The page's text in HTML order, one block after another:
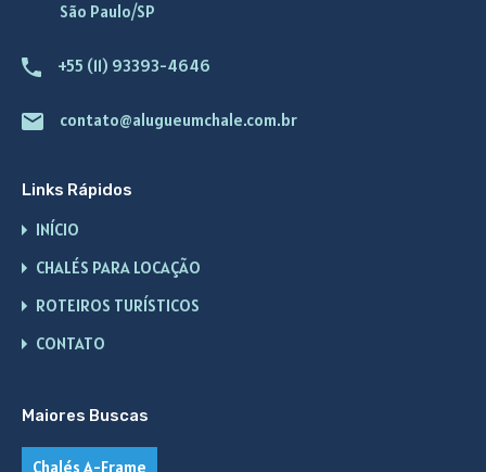
São Paulo/SP
+55 (11) 93393-4646
contato@alugueumchale.com.br
Links Rápidos
INÍCIO
CHALÉS PARA LOCAÇÃO
ROTEIROS TURÍSTICOS
CONTATO
Maiores Buscas
Chalés A-Frame